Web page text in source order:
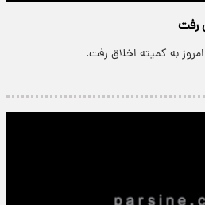
رفت
به کمیته اخلاق رفت.